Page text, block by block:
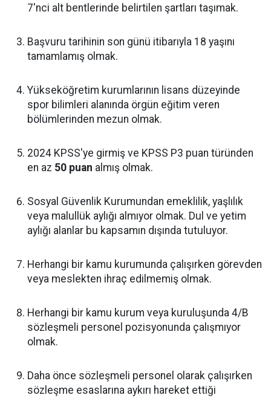
7'nci alt bentlerinde belirtilen şartları taşımak.
Başvuru tarihinin son günü itibarıyla 18 yaşını
tamamlamış olmak.
Yükseköğretim kurumlarının lisans düzeyinde
spor bilimleri alanında örgün eğitim veren
bölümlerinden mezun olmak.
2024 KPSS'ye girmiş ve KPSS P3 puan türünden
en az 50 puan almış olmak.
Sosyal Güvenlik Kurumundan emeklilik, yaşlılık
veya malullük aylığı almıyor olmak. Dul ve yetim
aylığı alanlar bu kapsamın dışında tutuluyor.
Herhangi bir kamu kurumunda çalışırken görevden
veya meslekten ihraç edilmemiş olmak.
Herhangi bir kamu kurum veya kuruluşunda 4/B
sözleşmeli personel pozisyonunda çalışmıyor
olmak.
Daha önce sözleşmeli personel olarak çalışırken
sözleşme esaslarına aykırı hareket ettiği